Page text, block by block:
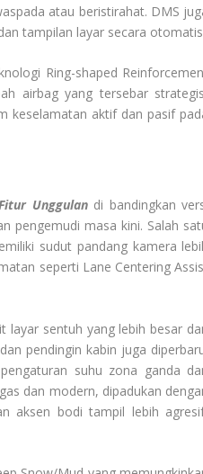
atau beristirahat. DMS
tampilan layar secara
Ring-shaped
airbag yang tersebar
keselamatan aktif dan pasif
Unggulandi bandingkan
pengemudi masa kini. Salah
sudut pandang kamera
seperti Lane Centering
layar sentuh yang lebih besar
pendingin kabin juga
suhu zona ganda
dan modern, dipadukan
aksen bodi tampil lebih